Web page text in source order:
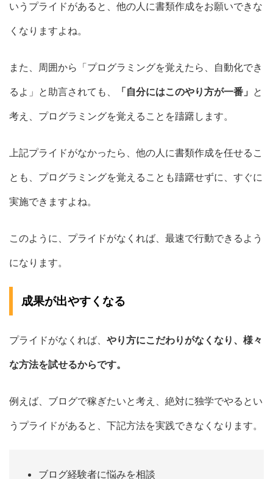
いうプライドがあると、他の人に書類作成をお願いできな
くなりますよね。
また、周囲から「プログラミングを覚えたら、自動化でき
るよ」と助言されても、
「自分にはこのやり方が一番」 と
考え、プログラミングを覚えることを躊躇します。
上記プライドがなかったら、他の人に書類作成を任せるこ
とも、プログラミングを覚えることも躊躇せずに、すぐに
実施できますよね。
このように、プライドがなくれば、最速で行動できるよう
になります。
成果が出やすくなる
プライドがなくれば、 やり方にこだわりがなくなり、様々
な方法を試せるからです。
例えば、ブログで稼ぎたいと考え、絶対に独学でやるとい
うプライドがあると、下記方法を実践できなくなります。
ブログ経験者に悩みを相談